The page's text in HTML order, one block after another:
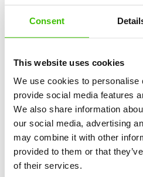
Consent
This website uses cookies
We use cookies to personalise
provide social media features
We also share information
our social media, advertising
may combine it with other
provided to them or that
of their services.
sportovní
Důraz na maximální
2
Hrací plán s